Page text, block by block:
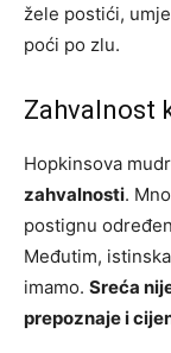
žele postići,
poći po zlu.
Zahvalnost
Hopkinsova
zahvalnosti.
postignu
Međutim,
imamo. Sreća
prepoznaje i